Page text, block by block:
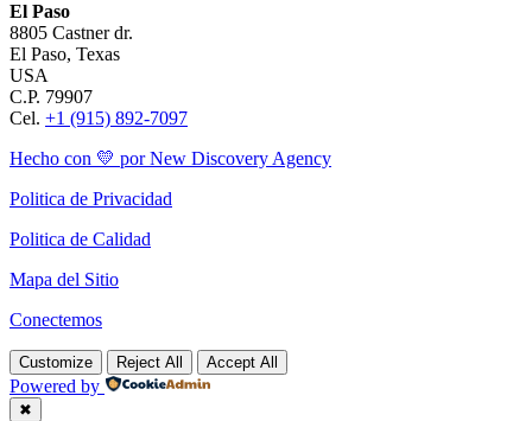
El Paso
8805 Castner dr.
El Paso, Texas
USA
C.P. 79907
Cel. +1 (915) 892-7097
Hecho con 💛 por New Discovery Agency
Politica de Privacidad
Politica de Calidad
Mapa del Sitio
Conectemos
Customize Reject All Accept All
Powered by
✖